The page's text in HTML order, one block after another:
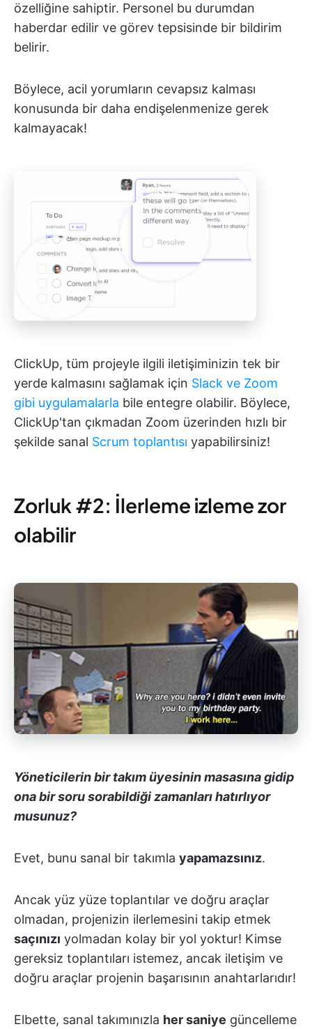
özelliğine sahiptir. Personel bu durumdan
haberdar edilir ve görev tepsisinde bir bildirim
belirir.
Böylece, acil yorumların cevapsız kalması
konusunda bir daha endişelenmenize gerek
kalmayacak!
ClickUp, tüm projeyle ilgili iletişiminizin tek bir
yerde kalmasını sağlamak için Slack ve Zoom
gibi uygulamalarla bile entegre olabilir. Böylece,
ClickUp'tan çıkmadan Zoom üzerinden hızlı bir
şekilde sanal Scrum toplantısı yapabilirsiniz!
Zorluk #2: İlerleme izleme zor
olabilir
Yöneticilerinbir takım üyesinin masasına gidip
ona bir soru sorabildiği zamanları hatırlıyor
musunuz?
Evet, bunu sanal bir takımla yapamazsınız.
Ancak yüz yüze toplantılar ve doğru araçlar
olmadan, projenizin ilerlemesini takip etmek
saçınızı yolmadan kolay bir yol yoktur! Kimse
gereksiz toplantıları istemez, ancak iletişim ve
doğru araçlar projenin başarısının anahtarlarıdır!
Elbette, sanal takımınızla her saniye güncelleme